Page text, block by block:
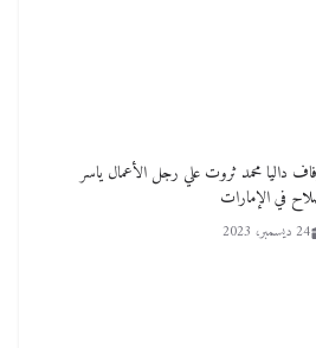
داليا محمد ثروت علي رجل الأعمال ياسر
في الإمارات
24 ديسمبر، 2023